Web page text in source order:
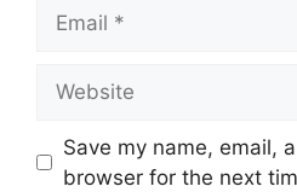
Save my name, email,
browser for the next